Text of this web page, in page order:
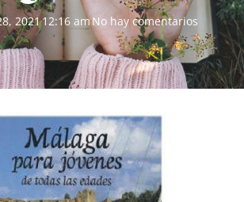
202112:16 amNo hay comentarios